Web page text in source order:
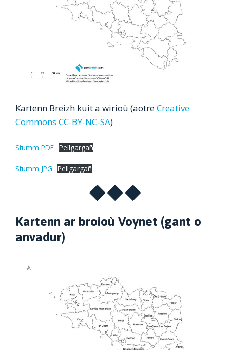
Kartenn Breizh kuit a wirioù (aotreCreative
Commons CC-BY-NC-SA)
Stumm PDF Pellgargañ
Stumm JPG Pellgargañ
Kartenn ar broioù Voynet (gant o
anvadur)